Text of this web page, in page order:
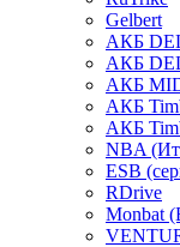
Gelbert
АКБ
АКБ
АКБ
АКБ
АКБ
NBA
ESB
RDrive
Monbat